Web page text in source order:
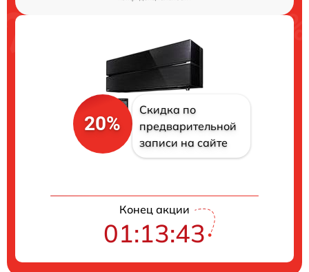
20%
Скидка по
предварительной
записи на сайте
Конец акции
01:13:43